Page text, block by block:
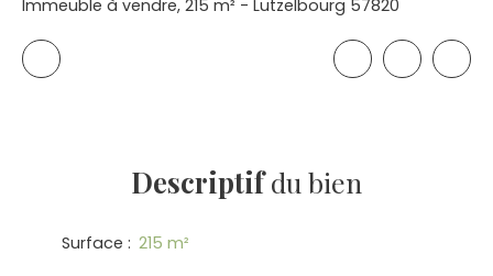
Immeuble à vendre, 215 m² - Lutzelbourg 57820
Descriptifdu bien
Surface : 215 m²